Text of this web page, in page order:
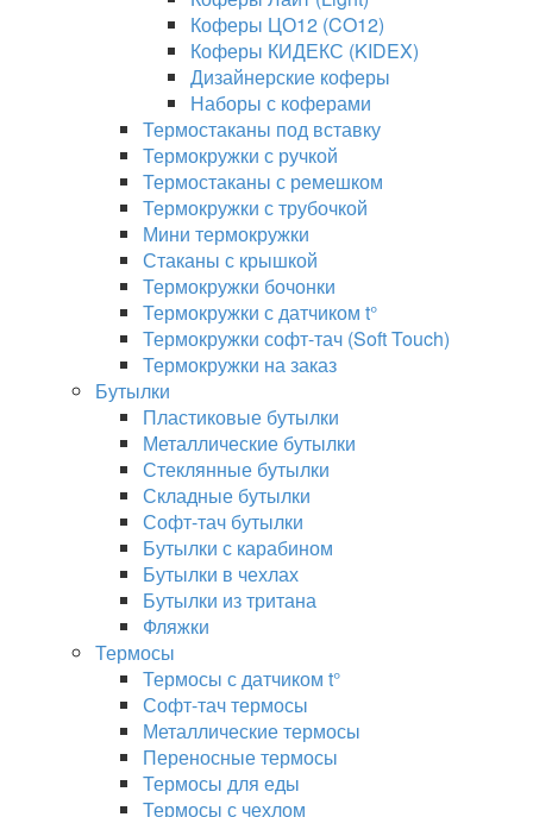
Коферы ЦО12 (CO12)
Коферы КИДЕКС (KIDEX)
Дизайнерские коферы
Наборы с коферами
Термостаканы под вставку
Термокружки с ручкой
Термостаканы с ремешком
Термокружки с трубочкой
Мини термокружки
Стаканы с крышкой
Термокружки бочонки
Термокружки с датчиком t°
Термокружки софт-тач (Soft Touch)
Термокружки на заказ
Бутылки
Пластиковые бутылки
Металлические бутылки
Стеклянные бутылки
Складные бутылки
Софт-тач бутылки
Бутылки с карабином
Бутылки в чехлах
Бутылки из тритана
Фляжки
Термосы
Термосы с датчиком t°
Софт-тач термосы
Металлические термосы
Переносные термосы
Термосы для еды
Термосы с чехлом